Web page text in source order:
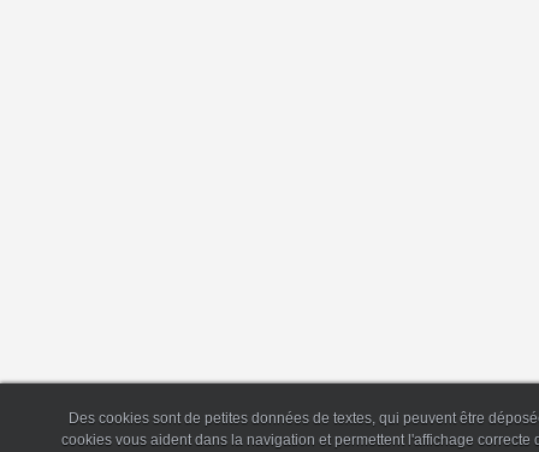
Des cookies sont de petites données de textes, qui peuvent être
cookies vous aident dans la navigation et permettent l'affichage